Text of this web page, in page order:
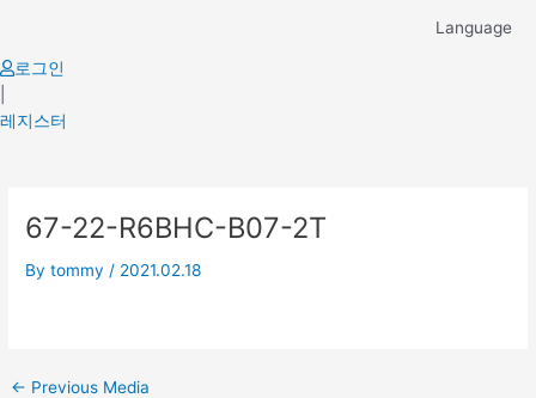
content
Language
로그인
레지스터
67-22-R6BHC-B07-2T
Bytommy / 2021.02.18
navigation
← Previous Media